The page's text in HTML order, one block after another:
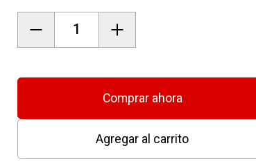
Apilable
Sistema
CASE
Comprar ahora
Agregar al carrito